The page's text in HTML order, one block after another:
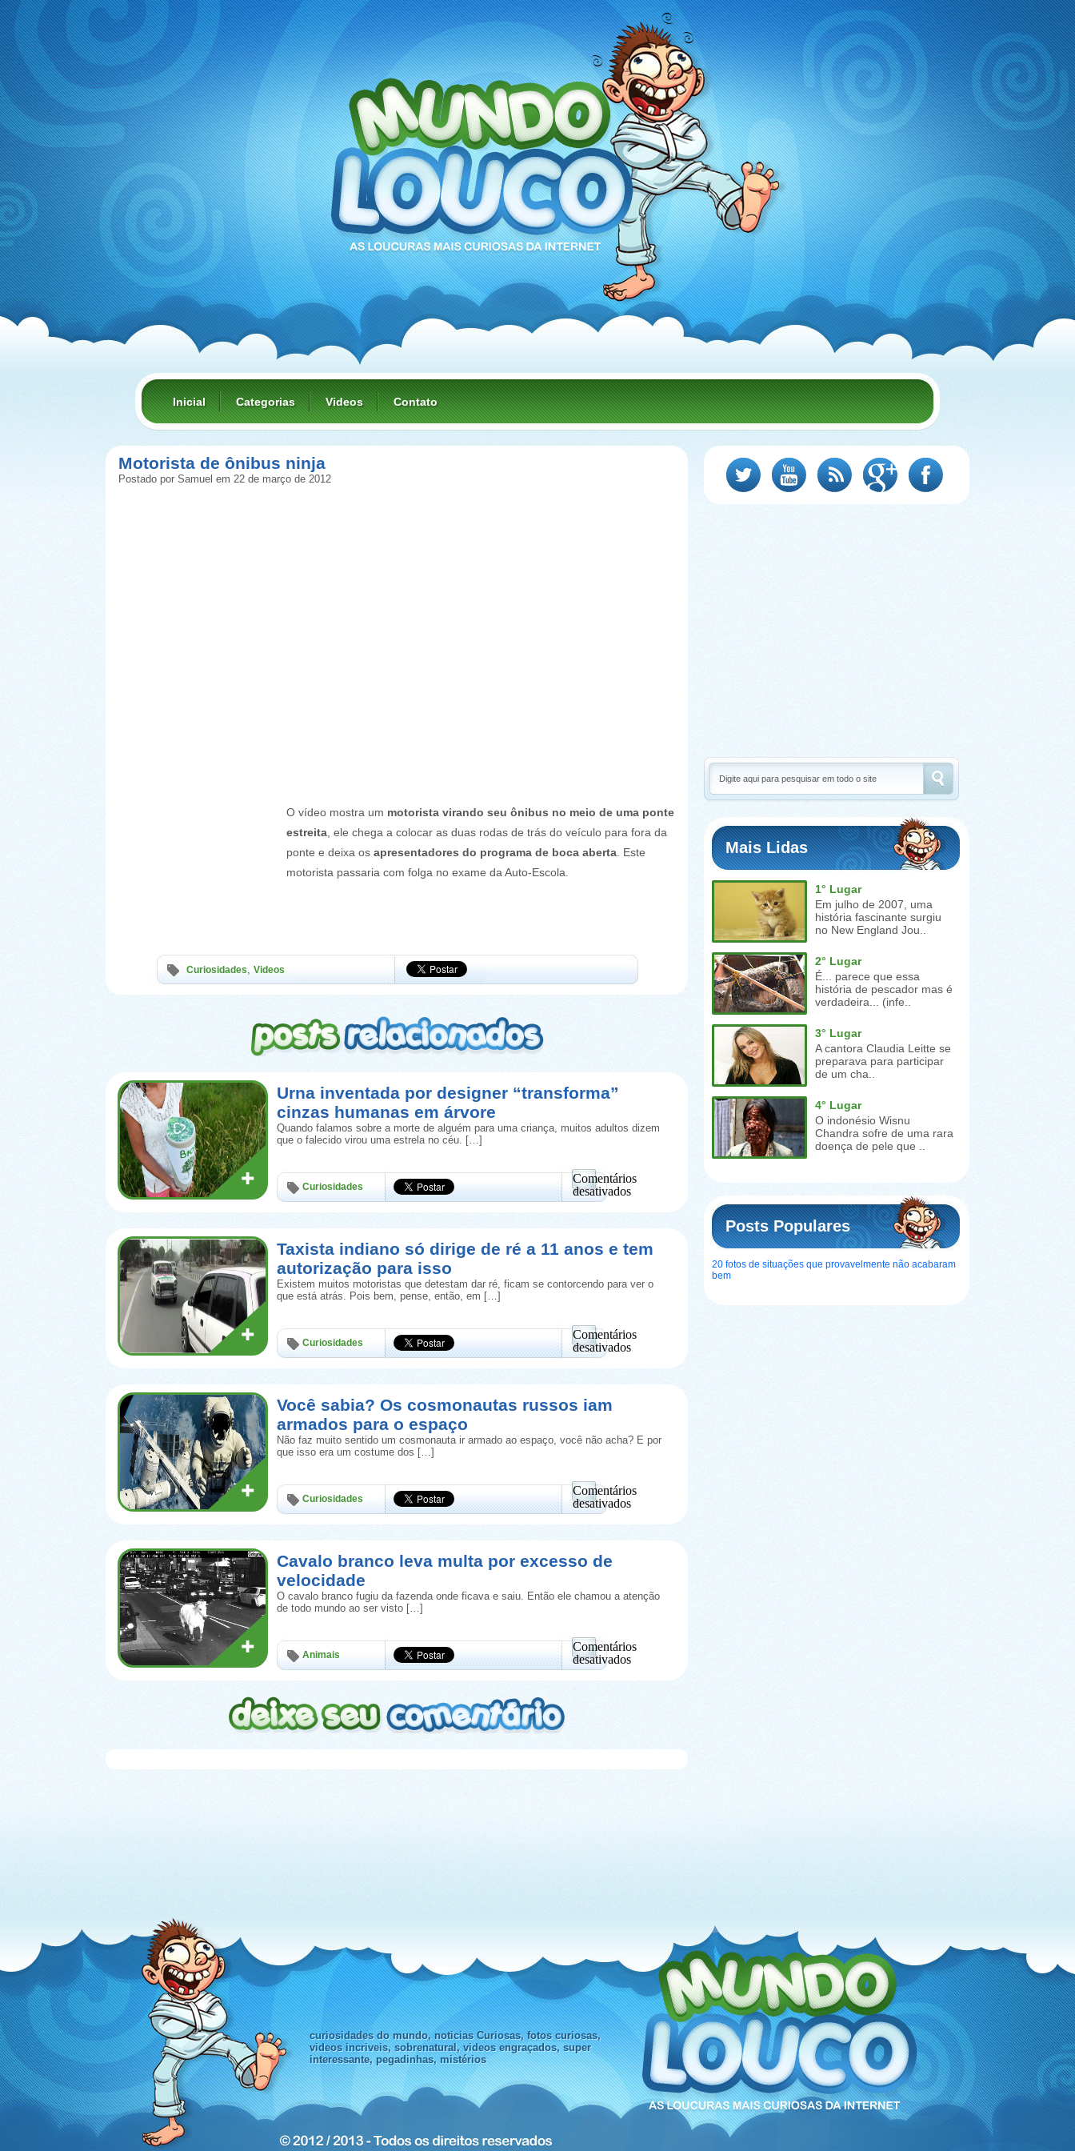
Inicial Categorias Videos Contato
Motorista de ônibus ninja
Postado por Samuel em 22 de março de 2012
O vídeo mostra um motorista virando seu ônibus no meio de uma ponte
estreita , ele chega a colocar as duas rodas de trás do veículo para fora da
ponte e deixa os apresentadores do programa de boca aberta . Este
motorista passaria com folga no exame da Auto-Escola.
Curiosidades, Videos
Urna inventada por designer “transforma”
cinzas humanas em árvore
Quando falamos sobre a morte de alguém para uma criança, muitos adultos dizem
que o falecido virou uma estrela no céu. […]
Curiosidades
Comentários
desativados
em
designer
cinzas
humanas
Taxista indiano só dirige de ré a 11 anos e tem
autorização para isso
Existem muitos motoristas que detestam dar ré, ficam se contorcendo para ver o
que está atrás. Pois bem, pense, então, em […]
Curiosidades
Comentários
desativados
em
só
dirige
ré
e
tem
autorização
Você sabia? Os cosmonautas russos iam
armados para o espaço
Não faz muito sentido um cosmonauta ir armado ao espaço, você não acha? E por
que isso era um costume dos […]
Curiosidades
Comentários
desativados
em
cosmonautas
iam
espaço
Cavalo branco leva multa por excesso de
velocidade
O cavalo branco fugiu da fazenda onde ficava e saiu. Então ele chamou a atenção
de todo mundo ao ser visto […]
Animais
Comentários
desativados
em
Mais Lidas
1° Lugar
Em julho de 2007, uma
história fascinante surgiu
no New England Jou..
2° Lugar
É... parece que essa
história de pescador mas é
verdadeira... (infe..
3° Lugar
A cantora Claudia Leitte se
preparava para participar
de um cha..
4° Lugar
O indonésio Wisnu
Chandra sofre de uma rara
doença de pele que ..
Posts Populares
20 fotos de situações que provavelmente não acabaram
bem
curiosidades do mundo, noticias Curiosas, fotos curiosas,
videos incriveis, sobrenatural, videos engraçados, super
interessante, pegadinhas, mistérios